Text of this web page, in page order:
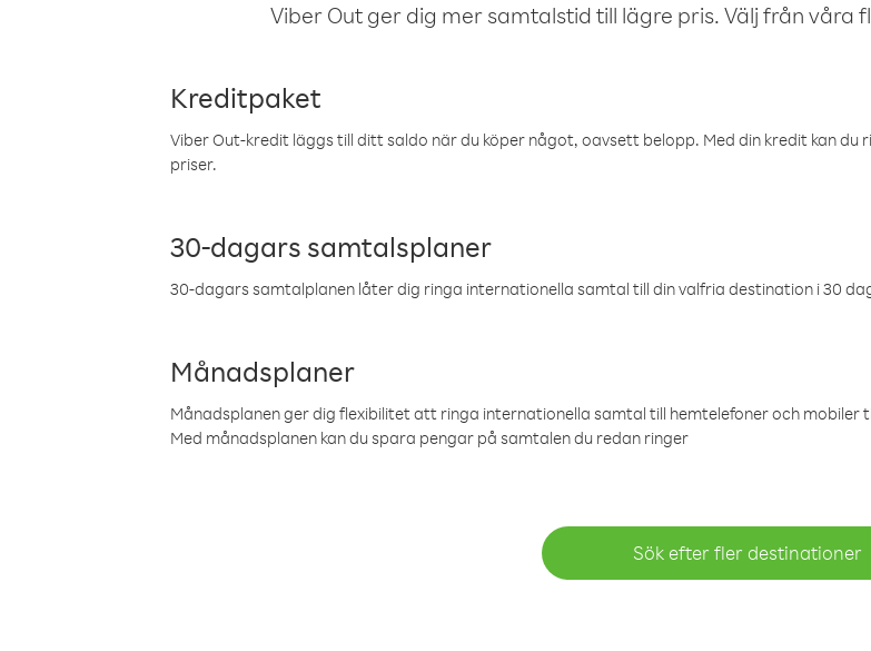
Viber Out ger dig mer samtalstid till lägre pris. Välj från
Kreditpaket
Viber Out-kredit läggs till ditt saldo när du köper något, oavsett belopp. Med din kredit kan du
priser.
30-dagars samtalsplaner
30-dagars samtalplanen låter dig ringa internationella samtal till din valfria destination i 30
Månadsplaner
Månadsplanen ger dig flexibilitet att ringa internationella samtal till hemtelefoner och mobiler
Med månadsplanen kan du spara pengar på samtalen du redan ringer
Sök efter fler destinationer